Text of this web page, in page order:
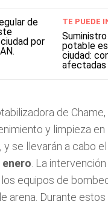
TE PUEDE
potable
ciudad:
afectadas
de
y limpieza
y se llevarán a cabo el
. La
equipos de
arena. Durante estos